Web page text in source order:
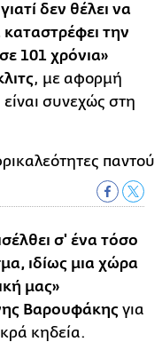
δεν θέλει να
καταστρέφει την
101 χρόνια»
, με αφορμή
συνεχώς στη
σ' ένα τόσο
ιδίως μια χώρα
μας»
Βαρουφάκης για
κηδεία.